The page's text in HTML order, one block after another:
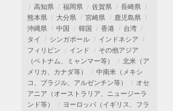
高知県
福岡県 佐賀県
長崎県
熊本県
大分県 宮崎県
鹿児島県
沖縄県
中国 韓国 香港
台湾
タイ
シンガポール
インドネシア
フィリピン
インド
その他アジア
（ベトナム、ミャンマー等）
北米（ア
メリカ、カナダ等）
中南米（メキシ
コ、ブラジル、アルゼンチン等）
オセ
アニア（オーストラリア、ニュージーラ
ンド等）
ヨーロッパ（イギリス、フラ